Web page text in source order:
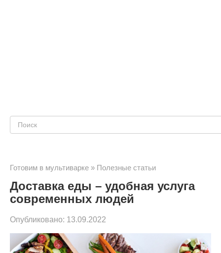
Поиск:
Готовим в мультиварке » Полезные статьи
Доставка еды – удобная услуга
современных людей
Опубликовано: 13.09.2022